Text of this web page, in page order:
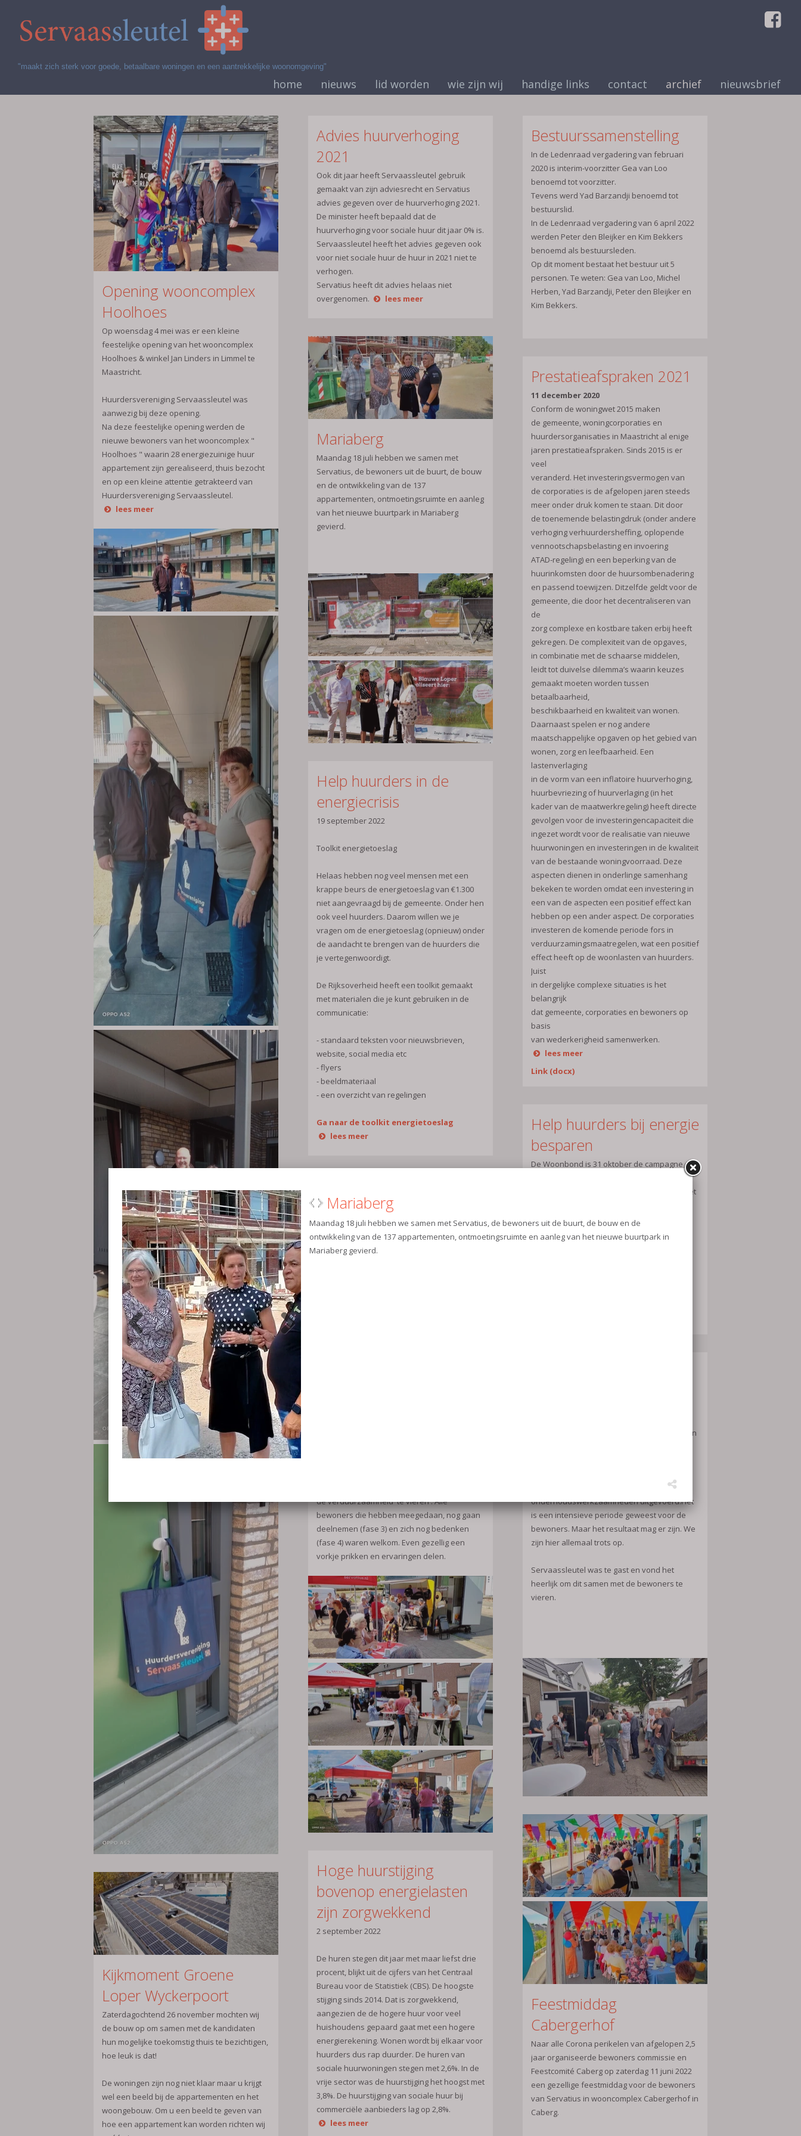
"maakt zich sterk voor goede, betaalbare woningen en een aantrekkelijke woonomgeving"
home nieuws lid worden wie zijn wij handige links contact archief nieuwsbrief
Opening wooncomplex
Hoolhoes
Op woensdag 4 mei was er een kleine
feestelijke opening van het wooncomplex
Hoolhoes & winkel Jan Linders in Limmel te
Maastricht.
Huurdersvereniging Servaassleutel was
aanwezig bij deze opening.
Na deze feestelijke opening werden de
nieuwe bewoners van het wooncomplex "
Hoolhoes " waarin 28 energiezuinige huur
appartement zijn gerealiseerd, thuis bezocht
en op een kleine attentie getrakteerd van
Huurdersvereniging Servaassleutel.
lees meer
Advies huurverhoging
2021
Ook dit jaar heeft Servaassleutel gebruik
gemaakt van zijn adviesrecht en Servatius
advies gegeven over de huurverhoging 2021.
De minister heeft bepaald dat de
huurverhoging voor sociale huur dit jaar 0% is.
Servaassleutel heeft het advies gegeven ook
voor niet sociale huur de huur in 2021 niet te
verhogen.
Servatius heeft dit advies helaas niet
overgenomen.
lees meer
Bestuurssamenstelling
In de Ledenraad vergadering van februari
2020 is interim-voorzitter Gea van Loo
benoemd tot voorzitter.
Tevens werd Yad Barzandji benoemd tot
bestuurslid.
In de Ledenraad vergadering van 6 april 2022
werden Peter den Bleijker en Kim Bekkers
benoemd als bestuursleden.
Op dit moment bestaat het bestuur uit 5
personen. Te weten: Gea van Loo, Michel
Herben, Yad Barzandji, Peter den Bleijker en
Kim Bekkers.
Mariaberg
Maandag 18 juli hebben we samen met
Servatius, de bewoners uit de buurt, de bouw
en de ontwikkeling van de 137
appartementen, ontmoetingsruimte en aanleg
van het nieuwe buurtpark in Mariaberg
gevierd.
Prestatieafspraken 2021
11 december 2020
Conform de woningwet 2015 maken
de gemeente, woningcorporaties en
huurdersorganisaties in Maastricht al enige
jaren prestatieafspraken. Sinds 2015 is er
veel
veranderd. Het investeringsvermogen van
de corporaties is de afgelopen jaren steeds
meer onder druk komen te staan. Dit door
de toenemende belastingdruk (onder andere
verhoging verhuurdersheffing, oplopende
vennootschapsbelasting en invoering
ATAD-regeling) en een beperking van de
huurinkomsten door de huursombenadering
en passend toewijzen. Ditzelfde geldt voor de
gemeente, die door het decentraliseren van
de
zorg complexe en kostbare taken erbij heeft
gekregen. De complexiteit van de opgaves,
in combinatie met de schaarse middelen,
leidt tot duivelse dilemma’s waarin keuzes
gemaakt moeten worden tussen
betaalbaarheid,
beschikbaarheid en kwaliteit van wonen.
Daarnaast spelen er nog andere
maatschappelijke opgaven op het gebied van
wonen, zorg en leefbaarheid. Een
lastenverlaging
in de vorm van een inflatoire huurverhoging,
huurbevriezing of huurverlaging (in het
kader van de maatwerkregeling) heeft directe
gevolgen voor de investeringencapaciteit die
ingezet wordt voor de realisatie van nieuwe
huurwoningen en investeringen in de kwaliteit
van de bestaande woningvoorraad. Deze
aspecten dienen in onderlinge samenhang
bekeken te worden omdat een investering in
een van de aspecten een positief effect kan
hebben op een ander aspect. De corporaties
investeren de komende periode fors in
verduurzamingsmaatregelen, wat een positief
effect heeft op de woonlasten van huurders.
Juist
in dergelijke complexe situaties is het
belangrijk
dat gemeente, corporaties en bewoners op
basis
van wederkerigheid samenwerken.
lees meer
Link (docx)
Help huurders in de
energiecrisis
19 september 2022
Toolkit energietoeslag
Helaas hebben nog veel mensen met een
krappe beurs de energietoeslag van €1.300
niet aangevraagd bij de gemeente. Onder hen
ook veel huurders. Daarom willen we je
vragen om de energietoeslag (opnieuw) onder
de aandacht te brengen van de huurders die
je vertegenwoordigt.
De Rijksoverheid heeft een toolkit gemaakt
met materialen die je kunt gebruiken in de
communicatie:
- standaard teksten voor nieuwsbrieven,
website, social media etc
- flyers
- beeldmateriaal
- een overzicht van regelingen
Ga naar de toolkit energietoeslag
lees meer
Help huurders bij energie
besparen
De Woonbond is 31 oktober de campagne
huurders te helpen bij energie besparen. Met
energiebespaartips en uitleg
enthousiasmeren we huurders om zelf aan
Meer huurders met
huurachterstand
19/07/22
Op vrijdag 24 juni organiseerde Servatius een
onderhoudswerkzaamheden uitgevoerd.Het
is een intensieve periode geweest voor de
bewoners. Maar het resultaat mag er zijn. We
zijn hier allemaal trots op.
Servaassleutel was te gast en vond het
heerlijk om dit samen met de bewoners te
vieren.
de verduurzaamheid 'te vieren'. Alle
bewoners die hebben meegedaan, nog gaan
deelnemen (fase 3) en zich nog bedenken
(fase 4) waren welkom. Even gezellig een
vorkje prikken en ervaringen delen.
Feestmiddag
Cabergerhof
Naar alle Corona perikelen van afgelopen 2,5
jaar organiseerde bewoners commissie en
Feestcomité Caberg op zaterdag 11 juni 2022
een gezellige feestmiddag voor de bewoners
van Servatius in wooncomplex Cabergerhof in
Caberg.
Hoge huurstijging
bovenop energielasten
zijn zorgwekkend
2 september 2022
De huren stegen dit jaar met maar liefst drie
procent, blijkt uit de cijfers van het Centraal
Bureau voor de Statistiek (CBS). De hoogste
stijging sinds 2014. Dat is zorgwekkend,
aangezien de de hogere huur voor veel
huishoudens gepaard gaat met een hogere
energierekening. Wonen wordt bij elkaar voor
huurders dus rap duurder. De huren van
sociale huurwoningen stegen met 2,6%. In de
vrije sector was de huurstijging het hoogst met
3,8%. De huurstijging van sociale huur bij
commerciële aanbieders lag op 2,8%.
lees meer
Kijkmoment Groene
Loper Wyckerpoort
Zaterdagochtend 26 november mochten wij
de bouw op om samen met de kandidaten
hun mogelijke toekomstig thuis te bezichtigen,
hoe leuk is dat!
De woningen zijn nog niet klaar maar u krijgt
wel een beeld bij de appartementen en het
woongebouw. Om u een beeld te geven van
hoe een appartement kan worden richten wij